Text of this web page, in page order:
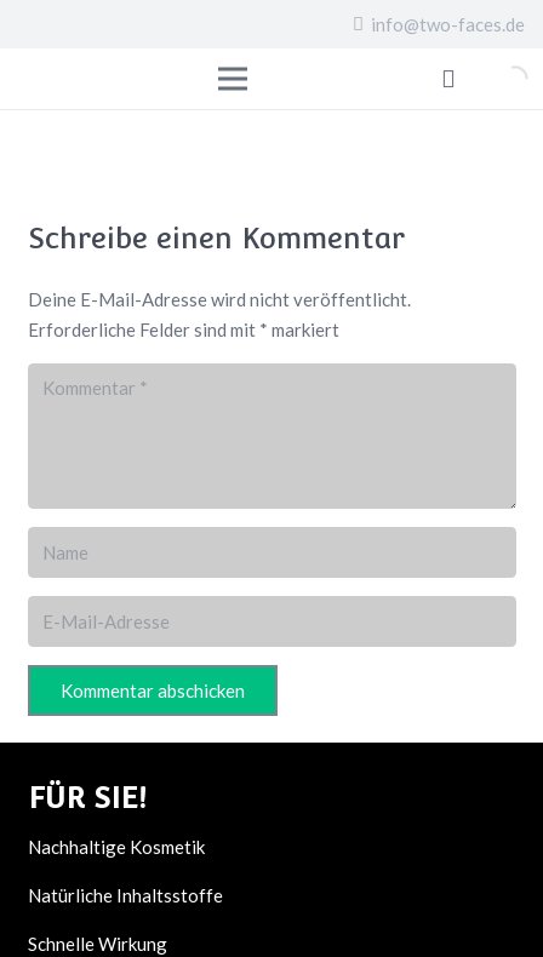
info@two-faces.de
Schreibe einen Kommentar
Deine E-Mail-Adresse wird nicht veröffentlicht.
Erforderliche Felder sind mit * markiert
Kommentar abschicken
FÜR SIE!
Nachhaltige Kosmetik
Natürliche Inhaltsstoffe
Schnelle Wirkung